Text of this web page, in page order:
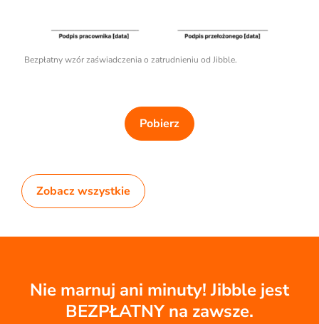
Bezpłatny wzór zaświadczenia o zatrudnieniu od Jibble.
Pobierz
Zobacz wszystkie
Nie marnuj ani minuty! Jibble jest
BEZPŁATNY na zawsze.